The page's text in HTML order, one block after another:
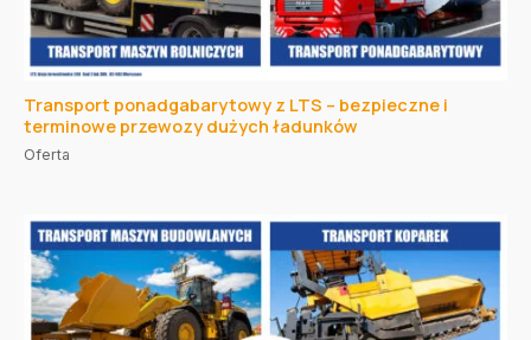
Transport ponadgabarytowy z LTS – bezpieczne i
terminowe przewozy dużych ładunków
Oferta